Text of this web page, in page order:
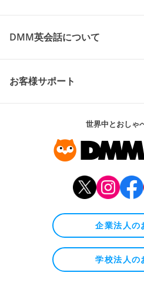
DMM英会話について
お客様サポート
世界中とおしゃ
企業法人の
学校法人の